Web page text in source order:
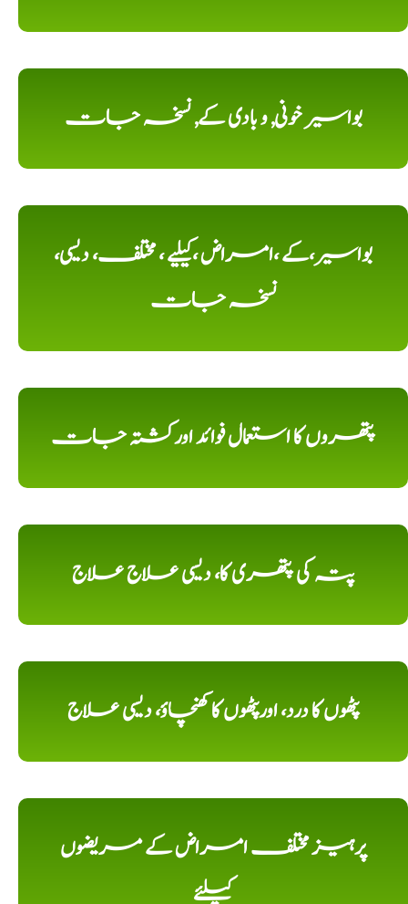
بواسیر خونی, و بادی کے, نسخہ جات
بواسیر،کے ،امراض ،کیلیے ، مختلف، دیسی،
نسخہ جات
پتھروں کا استعمال فوائد اورکشتہ جات
پتہ کی پتھری کا، دیسی علاج علاج
پٹھوں کا درد، اورپٹھوں کا کھنچاؤ، دیسی علاج
پرہیز مختلف امراض کے مریضوں
کیلئے